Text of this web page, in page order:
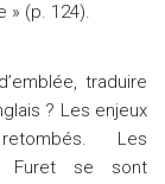
» (p. 124).
traduire
? Les enjeux
Les
Furet se sont